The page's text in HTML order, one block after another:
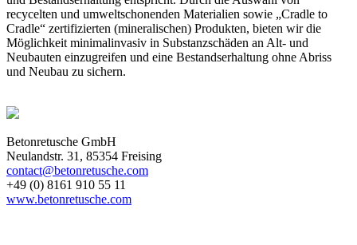
recycelten und umweltschonenden Materialien sowie „Cradle to
Cradle“ zertifizierten (mineralischen) Produkten, bieten wir die
Möglichkeit minimalinvasiv in Substanzschäden an Alt- und
Neubauten einzugreifen und eine Bestandserhaltung ohne Abriss
und Neubau zu sichern.
Betonretusche GmbH
Neulandstr. 31, 85354 Freising
contact@betonretusche.com
+49 (0) 8161 910 55 11
www.betonretusche.com